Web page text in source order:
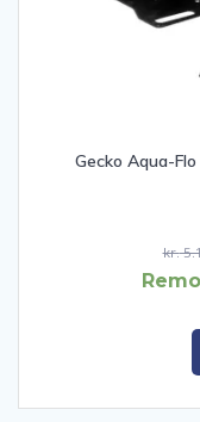
Gecko Aqua-
kr.